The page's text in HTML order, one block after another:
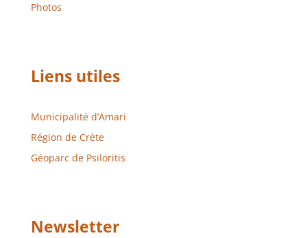
Photos
Liens utiles
Municipalité d’Amari
Région de Crète
Géoparc de Psiloritis
Newsletter